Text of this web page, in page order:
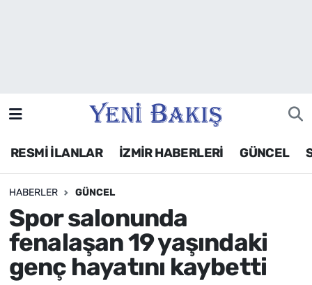
RESMİ İLANLAR İZMİR HABERLERİ GÜNCEL
HABERLER GÜNCEL
Spor salonunda
fenalaşan 19 yaşındaki
genç hayatını kaybetti
Siyaset
Asayiş / Polis-Adliye
Spor
Magazin